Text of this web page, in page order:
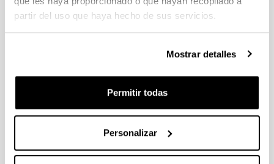
partir del uso que haya hecho de sus servicios.
Mostrar detalles
Permitir todas
Personalizar
Desde: 06/2022Hasta:06/2022
Sevilla (España)
Libro de resúmenes del congreso
Información de la comunicación
Título:EVALUATION OF THE ROBUSTNESS OF
FOR CARBON/GLASS FIBRE RECLAMATION
AND RESIN VALORIZATION USING END OF